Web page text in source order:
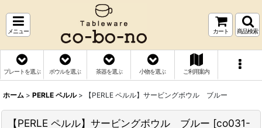
メニュー カート 商品検索
プレートを選ぶ ボウルを選ぶ 茶器を選ぶ 小物を選ぶ ご利用案内
ホーム > PERLE ペルル > 【PERLE ペルル】サービングボウル ブルー
【PERLE ペルル】サービングボウル ブルー [co031-